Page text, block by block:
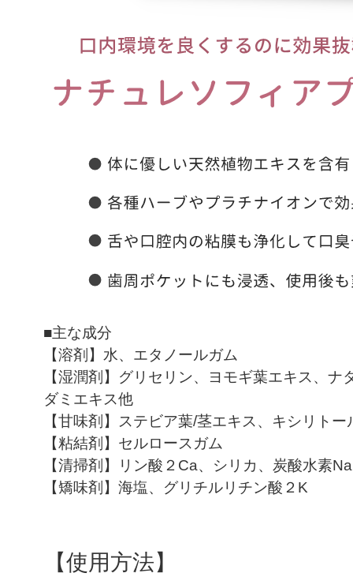
■主な成分
【溶剤】水、エタノールガム
【湿潤剤】グリセリン、ヨモギ葉エキス、ナ
ダミエキス他
【甘味剤】ステビア葉/茎エキス、キシリトー
【粘結剤】セルロースガム
【清掃剤】リン酸２Ca、シリカ、炭酸水素Na
【矯味剤】海塩、グリチルリチン酸２K
【使用方法】